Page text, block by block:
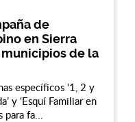
de
en Sierra
de la
específicos ‘1, 2 y
y ‘Esquí Familiar en
fa...